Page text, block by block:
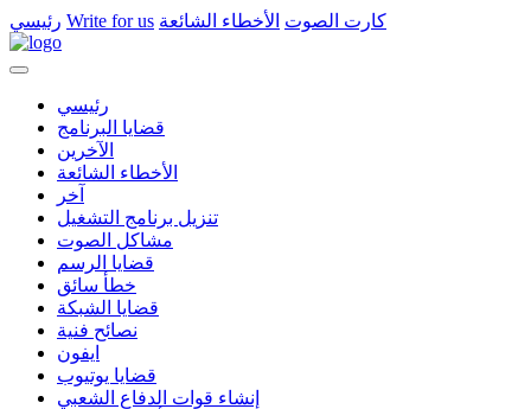
رئيسي Write for us كارت الصوت الأخطاء الشائعة
رئيسي
قضايا البرنامج
الآخرين
الأخطاء الشائعة
آخر
تنزيل برنامج التشغيل
مشاكل الصوت
قضايا الرسم
خطأ سائق
قضايا الشبكة
نصائح فنية
ايفون
قضايا يوتيوب
إنشاء قوات الدفاع الشعبي